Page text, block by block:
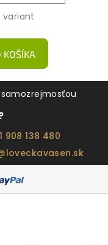
variant
KOŠÍKA
908 138 480